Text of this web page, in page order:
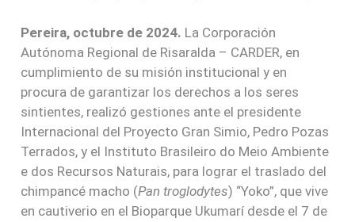
Pereira, octubre de 2024. La Corporación
Autónoma Regional de Risaralda – CARDER, en
cumplimiento de su misión institucional y en
procura de garantizar los derechos a los seres
sintientes, realizó gestiones ante el presidente
Internacional del Proyecto Gran Simio, Pedro Pozas
Terrados, y el Instituto Brasileiro do Meio Ambiente
e dos Recursos Naturais, para lograr el traslado del
chimpancé macho (Pan troglodytes) “Yoko”, que vive
en cautiverio en el Bioparque Ukumarí desde el 7 de